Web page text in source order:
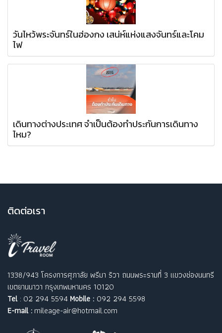
วันไหว้พระจันทร์ในฮ่องกง เสน่ห์แห่งแสงจันทร์และโคม
ไฟ
เดินทางต่างประเทศ จำเป็นต้องทำประกันการเดินทาง
ไหม?
ติดต่อเรา
1338/943 โครงการศุภาลัย พรีมา ริวา ถนนพระรามที่ 3 แขวงช่องนนทรี
เขตยานนาวา กรุงเทพมหานคร 10120
Tel: 02 294 5594 Mobile : 092 294 5598
E-mail : mileage-air@hotmail.com